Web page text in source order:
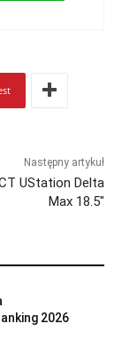
Następny artykuł
UStation Delta
Max 18.5″
2026